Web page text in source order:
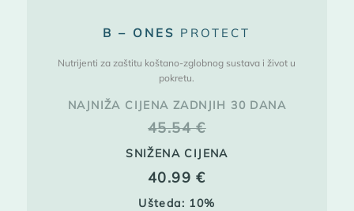
B – ONES PROTECT
Nutrijenti za zaštitu koštano-zglobnog sustava i život u
pokretu.
NAJNIŽA CIJENA ZADNJIH 30 DANA
45.54€
SNIŽENA CIJENA
40.99€
Ušteda: 10%